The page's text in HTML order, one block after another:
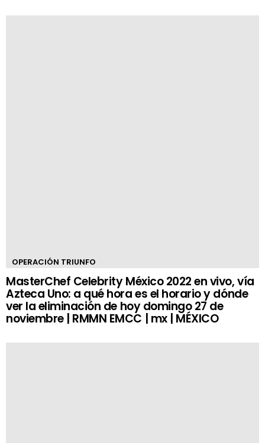
OPERACIÓN TRIUNFO
MasterChef Celebrity México 2022 en vivo, vía
Azteca Uno: a qué hora es el horario y dónde
ver la eliminación de hoy domingo 27 de
noviembre | RMMN EMCC | mx | MÉXICO